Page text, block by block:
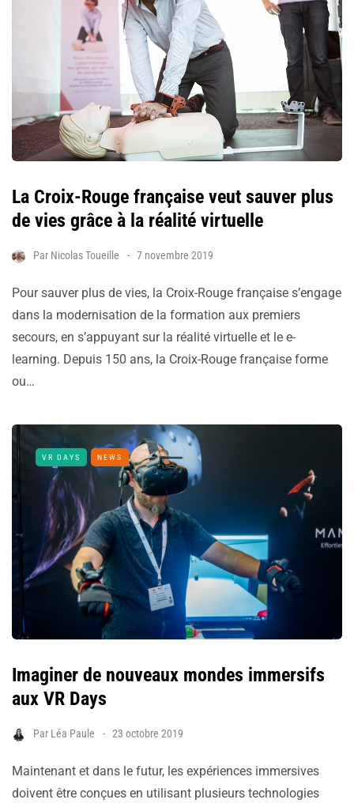
La Croix-Rouge française veut sauver plus
de vies grâce à la réalité virtuelle
Par Nicolas Toueille 7 novembre 2019
Pour sauver plus de vies, la Croix-Rouge française s’engage
dans la modernisation de la formation aux premiers
secours, en s’appuyant sur la réalité virtuelle et le e-
learning. Depuis 150 ans, la Croix-Rouge française forme
ou…
VR DAYS NEWS
Imaginer de nouveaux mondes immersifs
aux VR Days
Par Léa Paule 23 octobre 2019
Maintenant et dans le futur, les expériences immersives
doivent être conçues en utilisant plusieurs technologies